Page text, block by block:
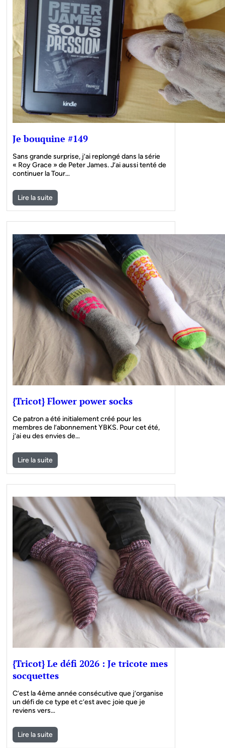
Je bouquine #149
Sans grande surprise, j’ai replongé dans la série
« Roy Grace » de Peter James. J’ai aussi tenté de
continuer la Tour…
Lire la suite
{Tricot} Flower power socks
Ce patron a été initialement créé pour les
membres de l’abonnement YBKS. Pour cet été,
j’ai eu des envies de…
Lire la suite
{Tricot} Le défi 2026 : Je tricote mes
socquettes
C’est la 4ème année consécutive que j’organise
un défi de ce type et c’est avec joie que je
reviens vers…
Lire la suite